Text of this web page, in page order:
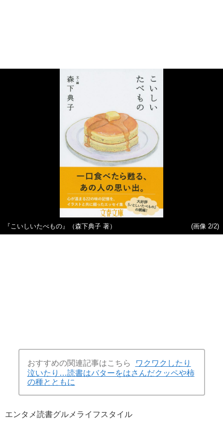
『こいしいたべもの』（森下典子 著） (画像 2/2)
おすすめの関連記事はこちら
ワクワクしたり
泣いたり…読書はバターをはさんだクッペや柿
の種とともに
エンタメ読書グルメ ライフスタイル